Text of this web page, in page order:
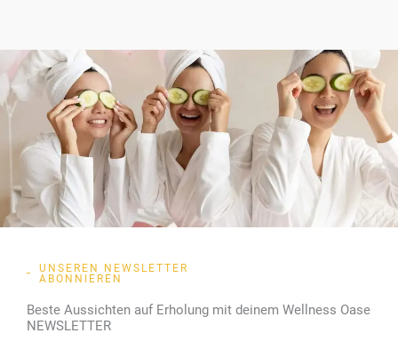
UNSEREN NEWSLETTER
ABONNIEREN
Beste Aussichten auf Erholung mit deinem Wellness Oase
NEWSLETTER